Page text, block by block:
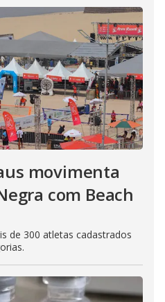
movimenta
com Beach
de 300 atletas cadastrados